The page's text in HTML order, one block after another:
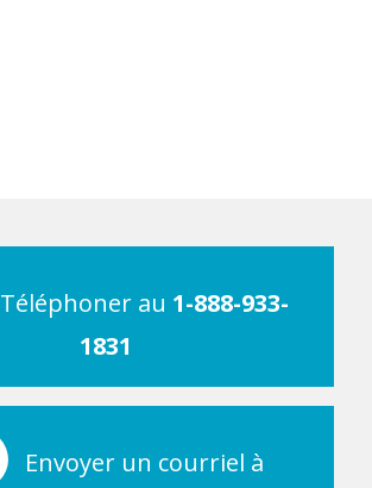
Téléphoner au 1-888-933-
1831
Envoyer un courriel à